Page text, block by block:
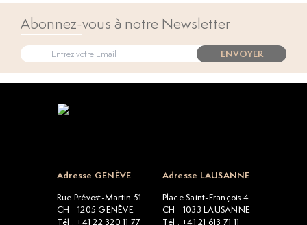
Abonnez-vous à notre Newsletter
ENVOYER
Adresse GENÈVE
Rue Prévost-Martin 51
CH - 1205 GENÈVE
Tél : +41 22 320 11 77
Adresse LAUSANNE
Place Saint-François 4
CH - 1033 LAUSANNE
Tél : +41 21 613 71 11